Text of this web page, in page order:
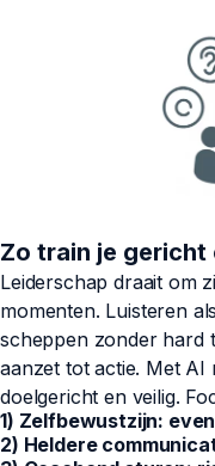
Zo train je
Leiderschap draait om
momenten. Luisteren
scheppen zonder hard
aanzet tot actie. Met AI
doelgericht en veilig.
1) Zelfbewustzijn:
2) Heldere